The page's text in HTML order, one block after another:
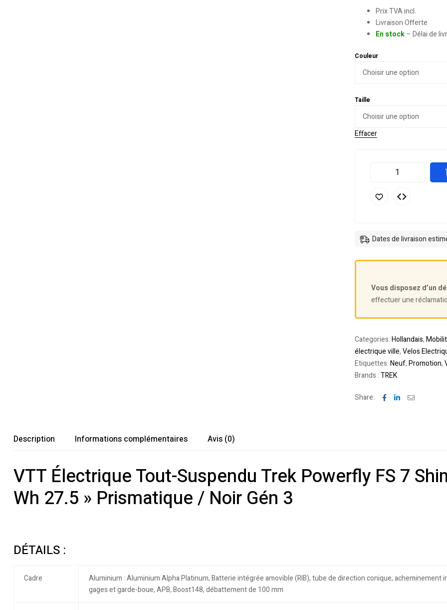
Prix TVA incl.
Livraison Offerte
En stock – Délai de
Couleur
Taille
Effacer
Dates de livraison
Vous disposez d’un
effectuer une
Categories:Hollandais,
électrique ville,Velos
Etiquettes:Neuf,Promotion,
Brands :TREK
Share: Facebook
LinkedinEmail
Description Informations complémentaires Avis (0)
VTT Électrique Tout-Suspendu Trek Powerfly FS 7
Wh 27.5 » Prismatique / Noir Gén 3
DÉTAILS :
Cadre
Aluminium : Aluminium Alpha Platinum, Batterie intégrée amovible (RIB), tube de direction conique,
gages et garde-boue, APB, Boost148, débattement de 100 mm